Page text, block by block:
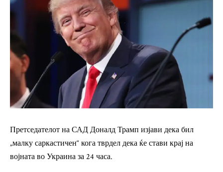
Претседателот на САД Доналд Трамп изјави дека бил
„малку саркастичен“ кога тврдел дека ќе стави крај на
војната во Украина за 24 часа.